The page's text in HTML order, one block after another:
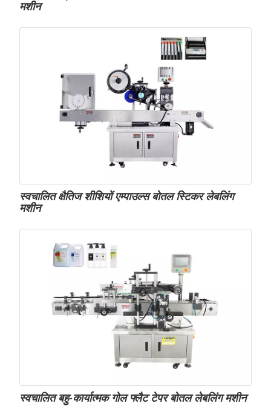
मशीन
स्वचालित क्षैतिज शीशियों एम्पाउल्स बोतल स्टिकर लेबलिंग
मशीन
स्वचालित बहु-कार्यात्मक गोल फ्लैट टेपर बोतल लेबलिंग मशीन